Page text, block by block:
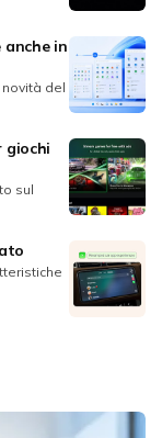
in
del
giochi
sul